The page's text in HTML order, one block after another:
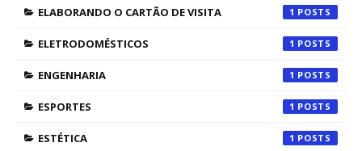
ELABORANDO O CARTÃO DE VISITA 1
ELETRODOMÉSTICOS 1
ENGENHARIA 1
ESPORTES 1
ESTÉTICA 1